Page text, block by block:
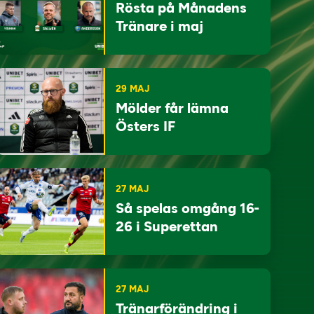
Rösta på Månadens
Tränare i maj
29 MAJ
Mölder får lämna
Östers IF
27 MAJ
Så spelas omgång 16-
26 i Superettan
27 MAJ
Tränarförändring i